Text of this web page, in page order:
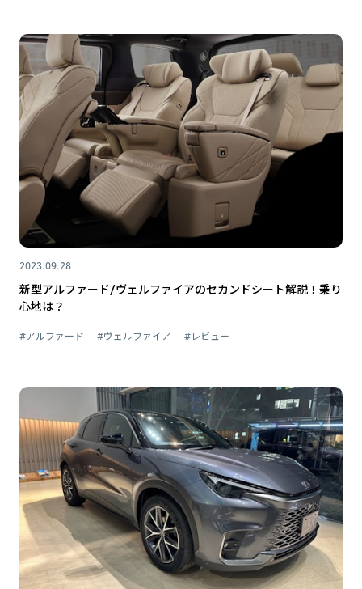
2023.09.28
新型アルファード/ヴェルファイアのセカンドシート解説！乗り
心地は？
#アルファード #ヴェルファイア #レビュー